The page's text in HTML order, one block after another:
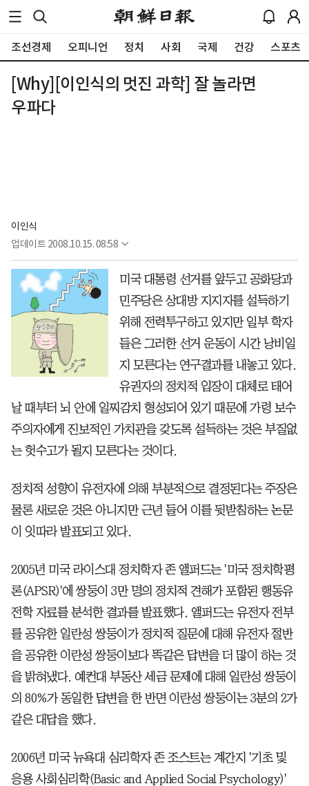
조선경제 오피니언 정치 사회 국제 건강 스포츠
[Why][이인식의 멋진 과학] 잘 놀라면
우파다
이인식
업데이트 2008.10.15. 08:58
미국 대통령 선거를 앞두고 공화당과
민주당은 상대방 지지자를 설득하기
위해 전력투구하고 있지만 일부 학자
들은 그러한 선거 운동이 시간 낭비일
지 모른다는 연구결과를 내놓고 있다.
유권자의 정치적 입장이 대체로 태어
날 때부터 뇌 안에 일찌감치 형성되어 있기 때문에 가령 보수
주의자에게 진보적인 가치관을 갖도록 설득하는 것은 부질없
는 헛수고가 될지 모른다는 것이다.
정치적 성향이 유전자에 의해 부분적으로 결정된다는 주장은
물론 새로운 것은 아니지만 근년 들어 이를 뒷받침하는 논문
이 잇따라 발표되고 있다.
2005년 미국 라이스대 정치학자 존 앨퍼드는 '미국 정치학평
론(APSR)'에 쌍둥이 3만 명의 정치적 견해가 포함된 행동유
전학 자료를 분석한 결과를 발표했다. 앨퍼드는 유전자 전부
를 공유한 일란성 쌍둥이가 정치적 질문에 대해 유전자 절반
을 공유한 이란성 쌍둥이보다 똑같은 답변을 더 많이 하는 것
을 밝혀냈다. 예컨대 부동산 세금 문제에 대해 일란성 쌍둥이
의 80%가 동일한 답변을 한 반면 이란성 쌍둥이는 3분의 2가
같은 대답을 했다.
2006년 미국 뉴욕대 심리학자 존 조스트는 계간지 '기초 및
응용 사회심리학(Basic and Applied Social Psychology)'